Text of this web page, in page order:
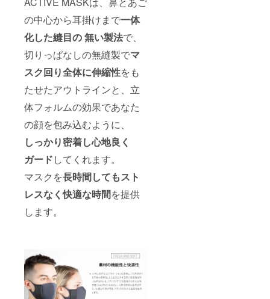
の中心から耳掛けまで一体
化した縫目の 無い製法で、
切りっぱなしの無縫製でマ
スク回り全体に伸縮性をも
たせたアウトラインと、立
体フォルムの効果であなた
の顔を包み込むように、
しっかり密着し心地良く
ガードしてくれます。
マスクを長時間してもスト
レスなく快適な時間を提供
します。